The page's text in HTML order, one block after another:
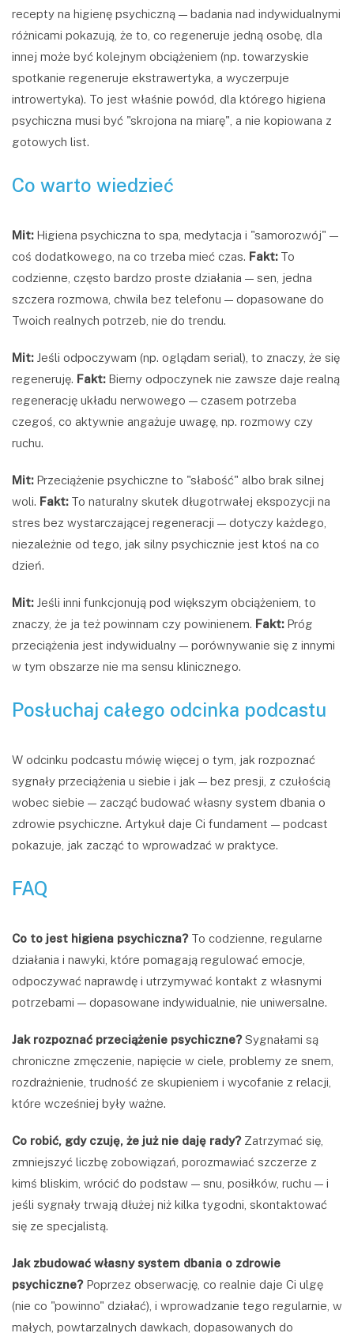
recepty na higienę psychiczną — badania nad indywidualnymi
różnicami pokazują, że to, co regeneruje jedną osobę, dla
innej może być kolejnym obciążeniem (np. towarzyskie
spotkanie regeneruje ekstrawertyka, a wyczerpuje
introwertyka). To jest właśnie powód, dla którego higiena
psychiczna musi być "skrojona na miarę", a nie kopiowana z
gotowych list.
Co warto wiedzieć
Mit:Higiena psychiczna to spa, medytacja i "samorozwój" —
coś dodatkowego, na co trzeba mieć czas. Fakt:To
codzienne, często bardzo proste działania — sen, jedna
szczera rozmowa, chwila bez telefonu — dopasowane do
Twoich realnych potrzeb, nie do trendu.
Mit:Jeśli odpoczywam (np. oglądam serial), to znaczy, że się
regeneruję. Fakt:Bierny odpoczynek nie zawsze daje realną
regenerację układu nerwowego — czasem potrzeba
czegoś, co aktywnie angażuje uwagę, np. rozmowy czy
ruchu.
Mit:Przeciążenie psychiczne to "słabość" albo brak silnej
woli. Fakt:To naturalny skutek długotrwałej ekspozycji na
stres bez wystarczającej regeneracji — dotyczy każdego,
niezależnie od tego, jak silny psychicznie jest ktoś na co
dzień.
Mit:Jeśli inni funkcjonują pod większym obciążeniem, to
znaczy, że ja też powinnam czy powinienem. Fakt:Próg
przeciążenia jest indywidualny — porównywanie się z innymi
w tym obszarze nie ma sensu klinicznego.
Posłuchaj całego odcinka podcastu
W odcinku podcastu mówię więcej o tym, jak rozpoznać
sygnały przeciążenia u siebie i jak — bez presji, z czułością
wobec siebie — zacząć budować własny system dbania o
zdrowie psychiczne. Artykuł daje Ci fundament — podcast
pokazuje, jak zacząć to wprowadzać w praktyce.
FAQ
Co to jest higiena psychiczna?To codzienne, regularne
działania i nawyki, które pomagają regulować emocje,
odpoczywać naprawdę i utrzymywać kontakt z własnymi
potrzebami — dopasowane indywidualnie, nie uniwersalne.
Jak rozpoznać przeciążenie psychiczne?Sygnałami są
chroniczne zmęczenie, napięcie w ciele, problemy ze snem,
rozdrażnienie, trudność ze skupieniem i wycofanie z relacji,
które wcześniej były ważne.
Co robić, gdy czuję, że już nie daję rady?Zatrzymać się,
zmniejszyć liczbę zobowiązań, porozmawiać szczerze z
kimś bliskim, wrócić do podstaw — snu, posiłków, ruchu — i
jeśli sygnały trwają dłużej niż kilka tygodni, skontaktować
się ze specjalistą.
Jak zbudować własny system dbania o zdrowie
psychiczne?Poprzez obserwację, co realnie daje Ci ulgę
(nie co "powinno" działać), i wprowadzanie tego regularnie, w
małych, powtarzalnych dawkach, dopasowanych do